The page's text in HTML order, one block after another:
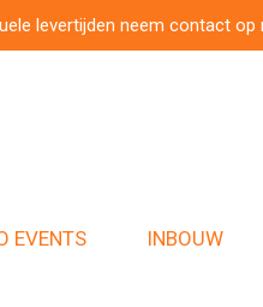
levertijden neem contact op
EVENTS INBOUW